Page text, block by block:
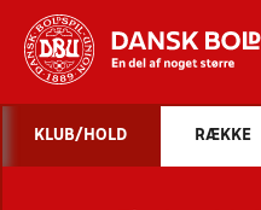
KLUB/HOLD RÆKKE